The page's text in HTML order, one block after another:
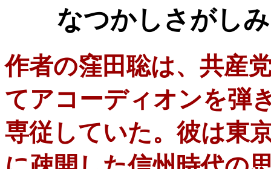
なつかしさがしみ
作者の窪田聡は、共産
てアコーディオンを弾
専従していた。彼は東